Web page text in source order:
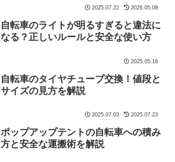
2025.07.22 2026.05.08
自転車のライトが明るすぎると違法に
なる？正しいルールと安全な使い方
2025.05.16
自転車のタイヤチューブ交換！値段と
サイズの見方を解説
2025.07.03 2025.07.23
ポップアップテントの自転車への積み
方と安全な運搬術を解説